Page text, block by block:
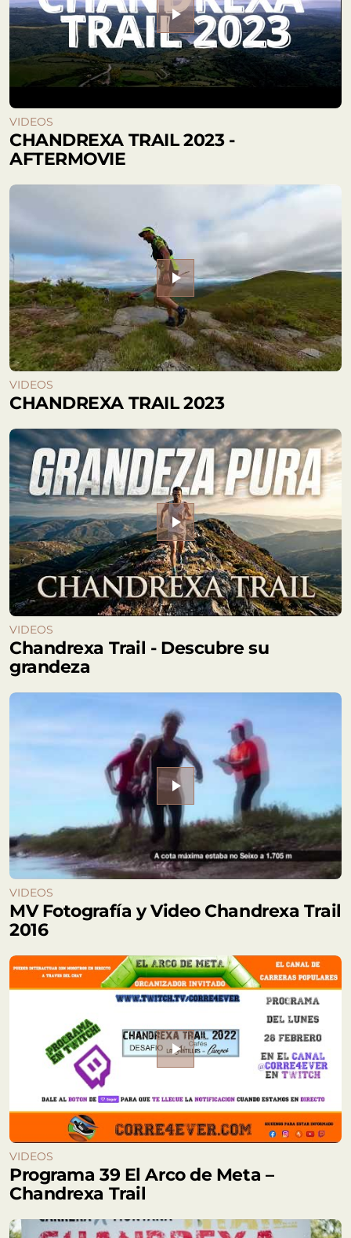
play_arrow
VIDEOS
CHANDREXA TRAIL 2023 -
AFTERMOVIE
play_arrow
VIDEOS
CHANDREXA TRAIL 2023
play_arrow
VIDEOS
Chandrexa Trail - Descubre su
grandeza
play_arrow
VIDEOS
MV Fotografía y Video Chandrexa Trail
2016
play_arrow
VIDEOS
Programa 39 El Arco de Meta –
Chandrexa Trail